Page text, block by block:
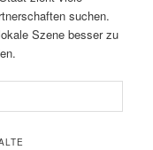
suchen.
Szene besser zu